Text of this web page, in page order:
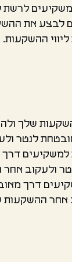
לרשת
את
ההשקעות.
ההשקעות
לנטר
למשקיעים
ולעקוב
דרך